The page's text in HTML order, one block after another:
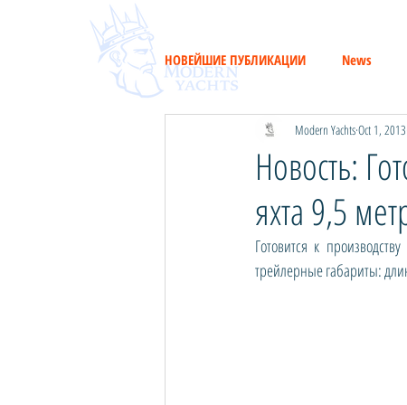
НОВЕЙШИЕ ПУБЛИКАЦИИ News
Новость:
яхта 9,5
Modern YachtsOct 1, 2013
Готовится к
трейлерные габариты: